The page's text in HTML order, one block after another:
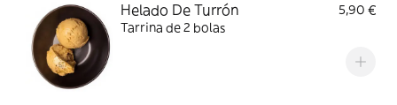
Helado De Turrón
5,90 €
Tarrina de 2 bolas